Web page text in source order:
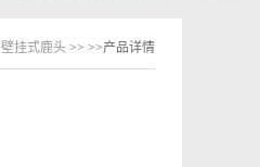
壁挂式鹿头 >> >>产品详情